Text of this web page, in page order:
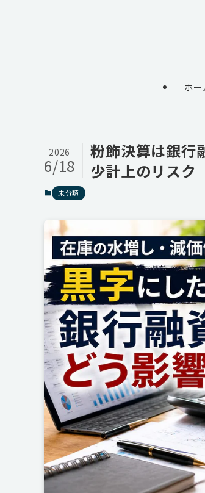
ホー
粉飾決算は銀行
少計上のリスク
2026
6/18
未分類